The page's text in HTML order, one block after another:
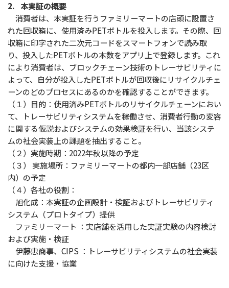
2. 本実証の概要
消費者は、本実証を行うファミリーマートの店頭に設置さ
れた回収箱に、使用済みPETボトルを投入します。その際、回
収箱に印字された二次元コードをスマートフォンで読み取
り、投入したPETボトルの本数をアプリ上で登録します。これ
により消費者は、ブロックチェーン技術のトレーサビリティに
よって、自分が投入したPETボトルが回収後にリサイクルチェ
ーンのどのプロセスにあるのかを確認することができます。
（１）目的：使用済みPETボトルのリサイクルチェーンにおい
て、トレーサビリティシステムを稼働させ、消費者行動の変容
に関する仮説およびシステムの効果検証を行い、当該システ
ムの社会実装上の課題を抽出すること。
（２）実施時期：2022年秋以降の予定
（３） 実施場所：ファミリーマートの都内一部店舗（23区
内）の予定
（４）各社の役割：
旭化成：本実証の企画設計・検証およびトレーサビリティ
システム（プロトタイプ）提供
ファミリーマート ：実店舗を活用した実証実験の内容検討
および実施・検証
伊藤忠商事、CIPS ：トレーサビリティシステムの社会実装
に向けた支援・協業